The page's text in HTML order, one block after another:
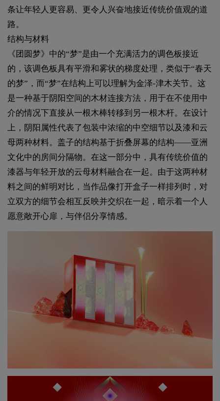
条让年轻人更容易、更令人兴奋地接近传统价值观的道
路。
结构与材料
《团圆梦》中的“梦”是由一个充满活力的调色板接近
的，该调色板具有平滑和雾状的梯度处理，类似于“春天
的梦”，而“梦”在结构上可以理解为金泽-津木关节。这
是一种基于阴阳空间的木材连接方法，用于在不使用中
介的情况下直接从一根木棒转移到另一根木杆。在设计
上，阴阳属性代表了包装中浓缩的中空细节以及漆和云
母两种材料。盖子的结构基于折叠屏幕的结构——亚洲
文化中的房间分隔物。在这一部分中，具有传统价值的
漆器与年轻开放的云母材料融合在一起。由于这两种材
料之间的鲜明对比，当作品像打开盒子一样排列时，对
立双方的细节会相互反映并交织在一起，暗示着一个人
愿意敞开心扉，与伴侣分享情感。